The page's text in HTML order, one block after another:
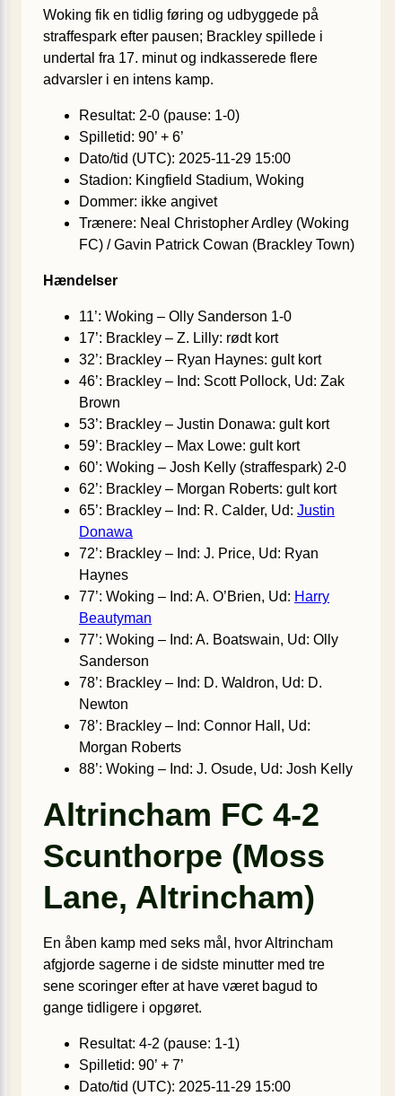
Woking fik en tidlig føring og udbyggede på
straffespark efter pausen; Brackley spillede i
undertal fra 17. minut og indkasserede flere
advarsler i en intens kamp.
Resultat: 2-0 (pause: 1-0)
Spilletid: 90’ + 6’
Dato/tid (UTC): 2025-11-29 15:00
Stadion: Kingfield Stadium, Woking
Dommer: ikke angivet
Trænere: Neal Christopher Ardley (Woking
FC) / Gavin Patrick Cowan (Brackley Town)
Hændelser
11’: Woking – Olly Sanderson 1-0
17’: Brackley – Z. Lilly: rødt kort
32’: Brackley – Ryan Haynes: gult kort
46’: Brackley – Ind: Scott Pollock, Ud: Zak
Brown
53’: Brackley – Justin Donawa: gult kort
59’: Brackley – Max Lowe: gult kort
60’: Woking – Josh Kelly (straffespark) 2-0
62’: Brackley – Morgan Roberts: gult kort
65’: Brackley – Ind: R. Calder, Ud: Justin
Donawa
72’: Brackley – Ind: J. Price, Ud: Ryan
Haynes
77’: Woking – Ind: A. O’Brien, Ud: Harry
Beautyman
77’: Woking – Ind: A. Boatswain, Ud: Olly
Sanderson
78’: Brackley – Ind: D. Waldron, Ud: D.
Newton
78’: Brackley – Ind: Connor Hall, Ud:
Morgan Roberts
88’: Woking – Ind: J. Osude, Ud: Josh Kelly
Altrincham FC 4-2
Scunthorpe (Moss
Lane, Altrincham)
En åben kamp med seks mål, hvor Altrincham
afgjorde sagerne i de sidste minutter med tre
sene scoringer efter at have været bagud to
gange tidligere i opgøret.
Resultat: 4-2 (pause: 1-1)
Spilletid: 90’ + 7’
Dato/tid (UTC): 2025-11-29 15:00